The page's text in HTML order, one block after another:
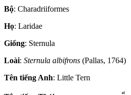
Bộ: Charadriiformes
Họ: Laridae
Giống: Sternula
Loài: Sternula albifrons (Pallas, 1764)
Tên tiếng Anh: Little Tern